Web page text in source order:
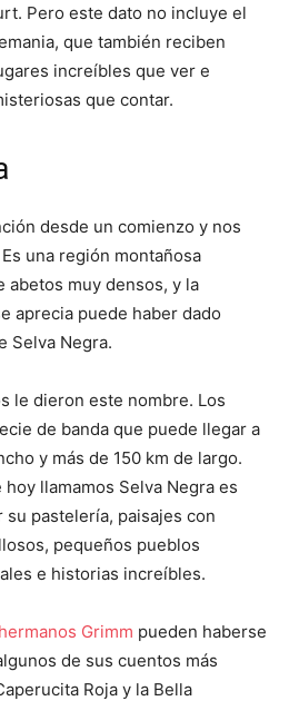
Pero este dato no incluye el
que también reciben
increíbles que ver e
que contar.
desde un comienzo y nos
una región montañosa
abetos muy densos, y la
aprecia puede haber dado
Selva Negra.
le dieron este nombre. Los
de banda que puede llegar a
y más de 150 km de largo.
llamamos Selva Negra es
pastelería, paisajes con
pequeños pueblos
e historias increíbles.
hermanos Grimm pueden haberse
de sus cuentos más
Roja y la Bella